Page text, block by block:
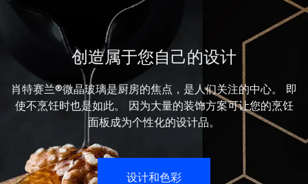
创造属于您自己的设计
肖特赛兰®微晶玻璃是厨房的焦点，是人们关注的中心。 即
使不烹饪时也是如此。 因为大量的装饰方案可让您的烹饪
面板成为个性化的设计品。
设计和色彩